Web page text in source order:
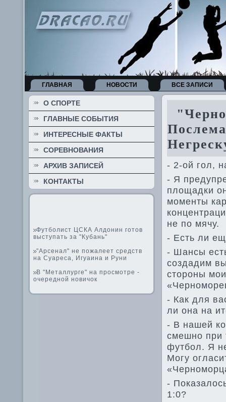
ГЛАВНАЯ НОВОСТИ ВСЕ ЗАПИСИ
О СПОРТЕ
ГЛАВНЫЕ СОБЫТИЯ
ИНТЕРЕСНЫЕ ФАКТЫ
СОРЕВНОВАНИЯ
АРХИВ ЗАПИСЕЙ
КОНТАКТЫ
Футболист ЦСКА Алдонин готов
выступать за "Кубань"
"Арсенал" не пожалеет средств
на Суареса, Игуаина и Руни
В "Металлурге" на просмотре -
очередной новичок
- 2-ой гол,
- Я
площадки
моменты
не по мячу.
- Есть ли
- Шансы
создадим
стороны
- Как для
ли она на
- В нашей
смешно при
футбол. Я
Могу
-
1:0?